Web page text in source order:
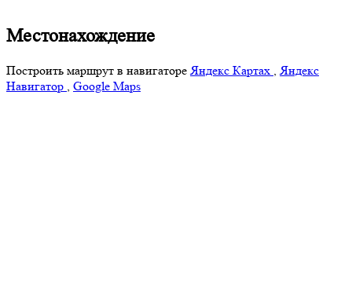
Местонахождение
Построить маршрут в навигатореЯндекс Картах ,Яндекс
Навигатор , Google Maps